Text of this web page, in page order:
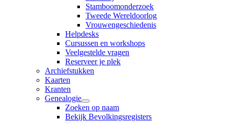
Stamboomonderzoek
Tweede Wereldoorlog
Vrouwengeschiedenis
Helpdesks
Cursussen en workshops
Veelgestelde vragen
Reserveer je plek
Archiefstukken
Kaarten
Kranten
Genealogie
Zoeken op naam
Bekijk Bevolkingsregisters